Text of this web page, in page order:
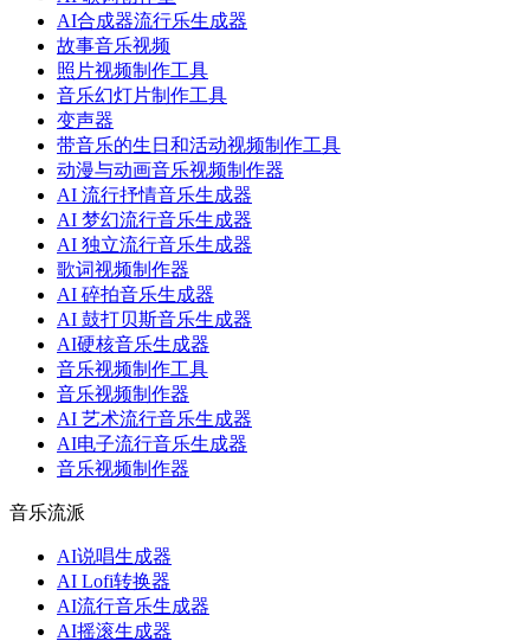
AI合成器流行乐生成器
故事音乐视频
照片视频制作工具
音乐幻灯片制作工具
变声器
带音乐的生日和活动视频制作工具
动漫与动画音乐视频制作器
AI 流行抒情音乐生成器
AI 梦幻流行音乐生成器
AI 独立流行音乐生成器
歌词视频制作器
AI 碎拍音乐生成器
AI 鼓打贝斯音乐生成器
AI硬核音乐生成器
音乐视频制作工具
音乐视频制作器
AI 艺术流行音乐生成器
AI电子流行音乐生成器
音乐视频制作器
音乐流派
AI说唱生成器
AI Lofi转换器
AI流行音乐生成器
AI摇滚生成器